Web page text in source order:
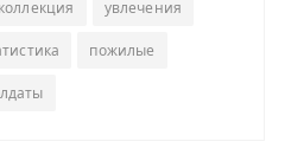
коллекция увлечения
пожилые